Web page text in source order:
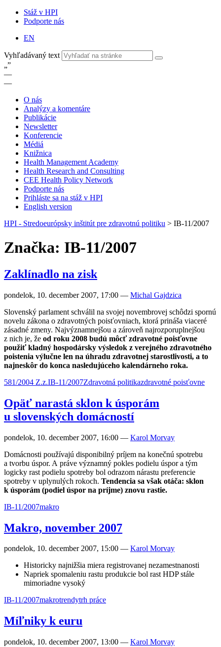
Stáž v HPI
Podporte nás
EN
Vyhľadávaný text
„”
—
—
O nás
Analýzy a komentáre
Publikácie
Newsletter
Konferencie
Médiá
Knižnica
Health Management Academy
Health Research and Consulting
CEE Health Policy Network
Podporte nás
Prihláste sa na stáž v HPI
English version
HPI - Stredoeurópsky inštitút pre zdravotnú politiku > IB-11/2007
Značka: IB-11/2007
Zaklínadlo na zisk
pondelok, 10. december 2007, 17:00 — Michal Gajdzica
Slovenský parlament schválil na svojej novembrovej schôdzi spornú
novelu zákona o zdravotných poisťovniach, ktorá prináša viaceré
zásadné zmeny. Najvýznamnejšou a zároveň najrozporuplnejšou
z nich je, že od roku 2008 budú môcť zdravotné poisťovne
použiť kladný hospodársky výsledok z verejného zdravotného
poistenia výlučne len na úhradu zdravotnej starostlivosti, a to
najneskôr do konca nasledujúceho kalendárneho roka.
581/2004 Z.z.IB-11/2007Zdravotná politikazdravotné poisťovne
Opäť narastá sklon k úsporám
u slovenských domácností
pondelok, 10. december 2007, 16:00 — Karol Morvay
Domácnosti používajú disponibilný príjem na konečnú spotrebu
a tvorbu úspor. A práve významný pokles podielu úspor a tým
logicky rast podielu spotreby bol odrazom nárastu preferencie
spotreby v uplynulých rokoch. Tendencia sa však otáča: sklon
k úsporám (podiel úspor na príjme) znovu rastie.
IB-11/2007makro
Makro, november 2007
pondelok, 10. december 2007, 15:00 — Karol Morvay
Historicky najnižšia miera registrovanej nezamestnanosti
Napriek spomaleniu rastu produkcie bol rast HDP stále
mimoriadne vysoký
IB-11/2007makrotrendytrh práce
Míľniky k euru
pondelok, 10. december 2007, 13:00 — Karol Morvay